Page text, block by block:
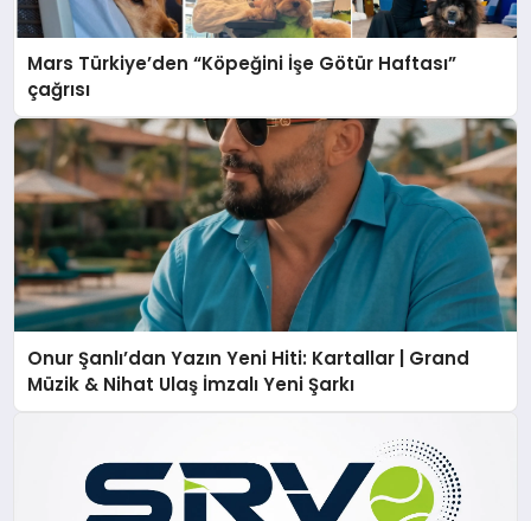
Mars Türkiye’den “Köpeğini İşe Götür Haftası”
çağrısı
Onur Şanlı’dan Yazın Yeni Hiti: Kartallar | Grand
Müzik & Nihat Ulaş İmzalı Yeni Şarkı